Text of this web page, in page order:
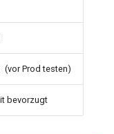
(vor Prod testen)
bevorzugt